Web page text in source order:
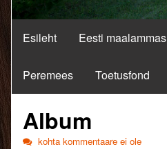
Esileht Eesti maalammas
Peremees Toetusfond
Album
Album
kohta kommentaare ei ole